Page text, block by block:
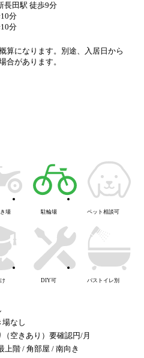
長田駅 徒歩9分
分
分
算になります。別途、入居日から
合があります。
場 駐輪場 ペット相談可
DIY可 バストイレ別
なし
空きあり）要確認円/月
上階 / 角部屋 / 南向き